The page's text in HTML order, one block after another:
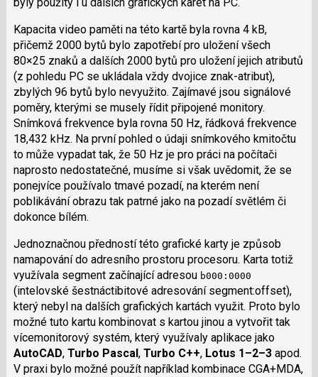
Kapacita video paměti na této kartě byla rovna 4 kB,
přičemž 2000 bytů bylo zapotřebí pro uložení všech
80×25 znaků a dalších 2000 bytů pro uložení jejich atributů
(z pohledu PC se ukládala vždy dvojice znak-atribut),
zbylých 96 bytů bylo nevyužito. Zajímavé jsou signálové
poměry, kterými se musely řídit připojené monitory.
Snímková frekvence byla rovna 50 Hz, řádková frekvence
18,432 kHz. Na první pohled o údaji snímkového kmitočtu
to může vypadat tak, že 50 Hz je pro práci na počítači
naprosto nedostatečné, musíme si však uvědomit, že se
ponejvíce používalo tmavé pozadí, na kterém není
poblikávání obrazu tak patrné jako na pozadí světlém či
dokonce bílém.
Jednoznačnou předností této grafické karty je způsob
namapování do adresního prostoru procesoru. Karta totiž
využívala segment začínající adresou b000:0000
(intelovské šestnáctibitové adresování segment:offset),
který nebyl na dalších grafických kartách využit. Proto bylo
možné tuto kartu kombinovat s kartou jinou a vytvořit tak
vícemonitorový systém, který využívaly aplikace jako
AutoCAD, Turbo Pascal , Turbo C++, Lotus 1–2–3apod.
V praxi bylo možné použít například kombinace CGA+MDA,